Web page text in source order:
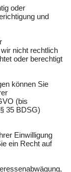
oder
und
nicht rechtlich
oder berechtigt
können Sie
(bis
35 BDSG)
Einwilligung
ein Recht auf